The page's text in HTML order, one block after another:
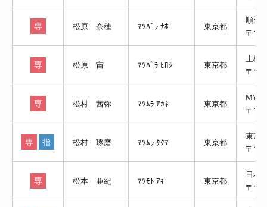
専 松原 奈穂 ﾏﾂﾊﾞﾗ ﾅﾎ 東京都
順天
〒
専 松原 宙 ﾏﾂﾊﾞﾗ ﾋﾛｼ 東京都
上板
〒
専 松村 茜弥 ﾏﾂﾑﾗ ｱｶﾈ 東京都
MY
〒
専 指 松村 琢磨 ﾏﾂﾑﾗ ﾀｸﾏ 東京都
東京
〒
専 松本 亜紀 ﾏﾂﾓﾄ ｱｷ 東京都
日本
〒